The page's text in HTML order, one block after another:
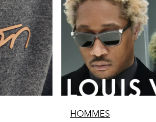
HOMMES